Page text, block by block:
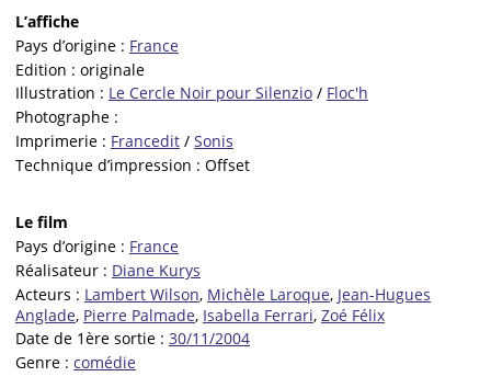
L’affiche
Pays d’origine : France
Edition : originale
Illustration : Le Cercle Noir pour Silenzio / Floc'h
Photographe :
Imprimerie : Francedit / Sonis
Technique d’impression : Offset
Le film
Pays d’origine : France
Réalisateur : Diane Kurys
Acteurs : Lambert Wilson, Michèle Laroque, Jean-Hugues
Anglade, Pierre Palmade, Isabella Ferrari, Zoé Félix
Date de 1ère sortie : 30/11/2004
Genre : comédie